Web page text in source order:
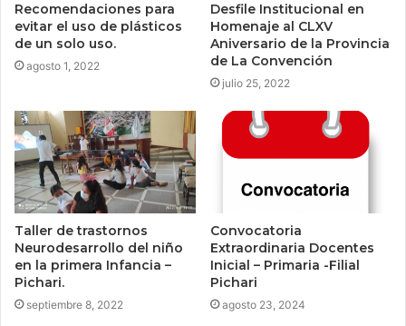
Recomendaciones para
evitar el uso de plásticos
de un solo uso.
agosto 1, 2022
Desfile Institucional en
Homenaje al CLXV
Aniversario de la Provincia
de La Convención
julio 25, 2022
Taller de trastornos
Neurodesarrollo del niño
en la primera Infancia –
Pichari.
septiembre 8, 2022
Convocatoria
Extraordinaria Docentes
Inicial – Primaria -Filial
Pichari
agosto 23, 2024